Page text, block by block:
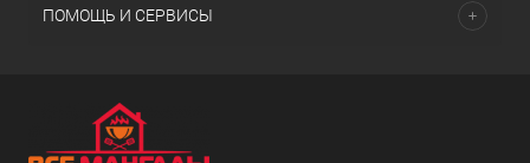
ПОМОЩЬ И СЕРВИСЫ